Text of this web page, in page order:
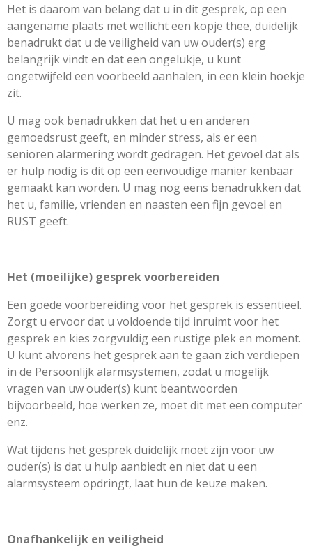
Het is daarom van belang dat u in dit gesprek, op een
aangename plaats met wellicht een kopje thee, duidelijk
benadrukt dat u de veiligheid van uw ouder(s) erg
belangrijk vindt en dat een ongelukje, u kunt
ongetwijfeld een voorbeeld aanhalen, in een klein hoekje
zit.
U mag ook benadrukken dat het u en anderen
gemoedsrust geeft, en minder stress, als er een
senioren alarmering wordt gedragen. Het gevoel dat als
er hulp nodig is dit op een eenvoudige manier kenbaar
gemaakt kan worden. U mag nog eens benadrukken dat
het u, familie, vrienden en naasten een fijn gevoel en
RUST geeft.
Het (moeilijke) gesprek voorbereiden
Een goede voorbereiding voor het gesprek is essentieel.
Zorgt u ervoor dat u voldoende tijd inruimt voor het
gesprek en kies zorgvuldig een rustige plek en moment.
U kunt alvorens het gesprek aan te gaan zich verdiepen
in de Persoonlijk alarmsystemen, zodat u mogelijk
vragen van uw ouder(s) kunt beantwoorden
bijvoorbeeld, hoe werken ze, moet dit met een computer
enz.
Wat tijdens het gesprek duidelijk moet zijn voor uw
ouder(s) is dat u hulp aanbiedt en niet dat u een
alarmsysteem opdringt, laat hun de keuze maken.
Onafhankelijk en veiligheid